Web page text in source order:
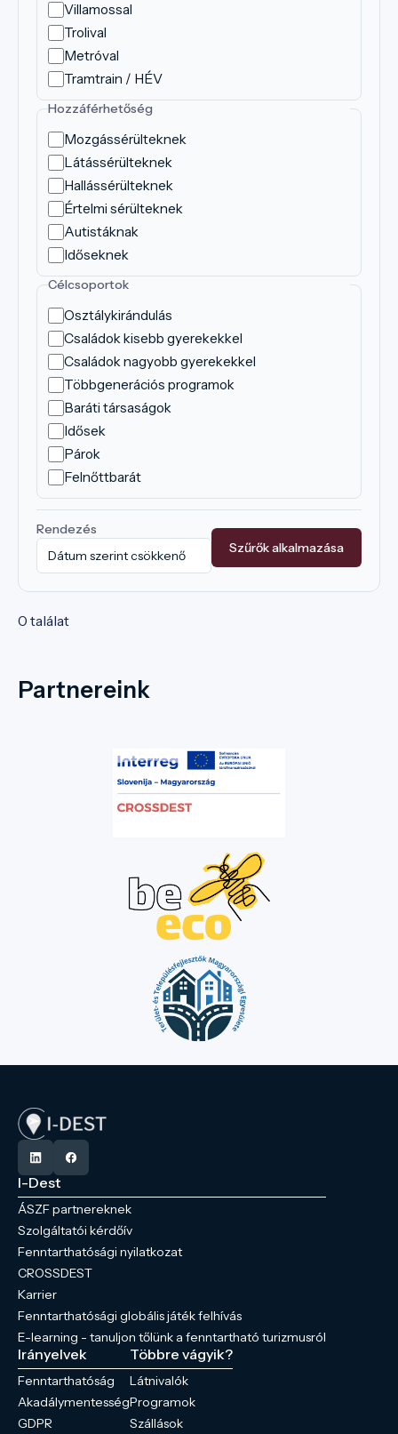
Villamossal
Trolival
Metróval
Tramtrain / HÉV
Hozzáférhetőség
Mozgássérülteknek
Látássérülteknek
Hallássérülteknek
Értelmi sérülteknek
Autistáknak
Időseknek
Célcsoportok
Osztálykirándulás
Családok kisebb gyerekekkel
Családok nagyobb gyerekekkel
Többgenerációs programok
Baráti társaságok
Idősek
Párok
Felnőttbarát
Rendezés
Szűrők alkalmazása
0 találat
Partnereink
I-Dest
ÁSZF partnereknek
Szolgáltatói kérdőív
Fenntarthatósági nyilatkozat
CROSSDEST
Karrier
Fenntarthatósági globális játék felhívás
E-learning - tanuljon tőlünk a fenntartható turizmusról
Irányelvek
Fenntarthatóság
Akadálymentesség
GDPR
Többre vágyik?
Látnivalók
Programok
Szállások